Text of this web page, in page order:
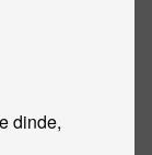
dinde,